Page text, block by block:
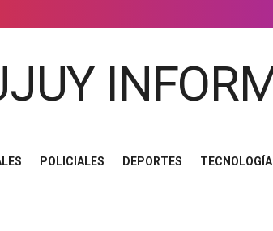
POLICIALES DEPORTES TECNOLOGÍA